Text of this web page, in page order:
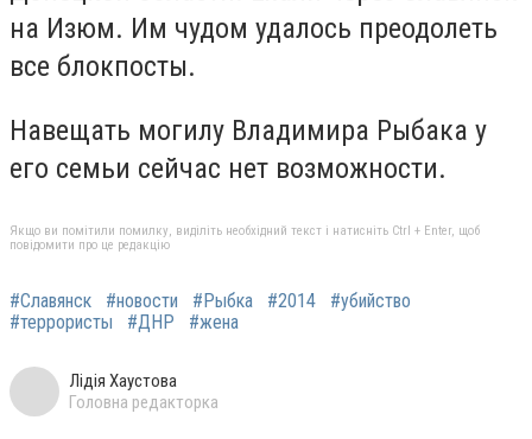
на Изюм. Им чудом удалось преодолеть
все блокпосты.
Навещать могилу Владимира Рыбака у
его семьи сейчас нет возможности.
Якщо ви помітили помилку, виділіть необхідний текст і натисніть Ctrl + Enter, щоб
повідомити про це редакцію
#Славянск #новости #Рыбка #2014
#убийство
#террористы
#ДНР #жена
Лідія Хаустова
Головна редакторка